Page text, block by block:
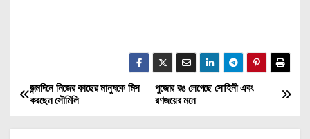
P
o
পুজোর রঙ লেগেছে সোহিনী এবং
রণজয়ের মনে
জন্মদিনে নিজের কাছের মানুষকে মিস
করছেন সৌমিলি